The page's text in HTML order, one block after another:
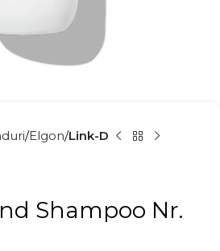
Elgon Link-D
Shampoo Nr.